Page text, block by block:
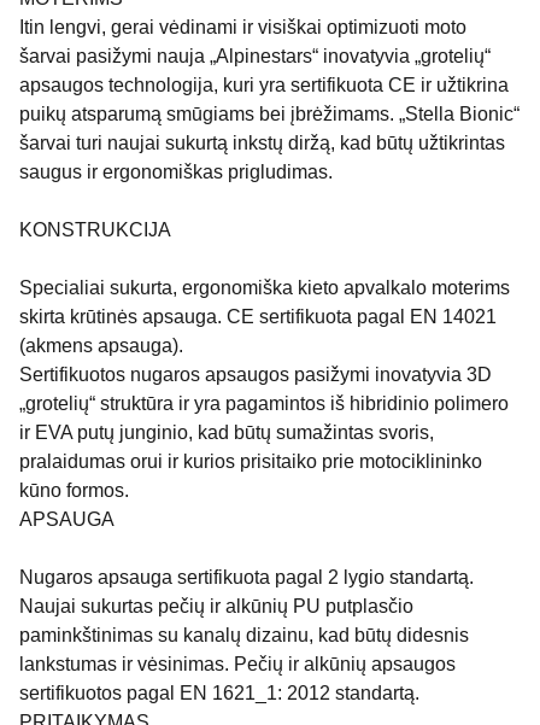
Itin lengvi, gerai vėdinami ir visiškai optimizuoti moto
šarvai pasižymi nauja „Alpinestars“ inovatyvia „grotelių“
apsaugos technologija, kuri yra sertifikuota CE ir užtikrina
puikų atsparumą smūgiams bei įbrėžimams. „Stella Bionic“
šarvai turi naujai sukurtą inkstų diržą, kad būtų užtikrintas
saugus ir ergonomiškas prigludimas.
KONSTRUKCIJA
Specialiai sukurta, ergonomiška kieto apvalkalo moterims
skirta krūtinės apsauga. CE sertifikuota pagal EN 14021
(akmens apsauga).
Sertifikuotos nugaros apsaugos pasižymi inovatyvia 3D
„grotelių“ struktūra ir yra pagamintos iš hibridinio polimero
ir EVA putų junginio, kad būtų sumažintas svoris,
pralaidumas orui ir kurios prisitaiko prie motociklininko
kūno formos.
APSAUGA
Nugaros apsauga sertifikuota pagal 2 lygio standartą.
Naujai sukurtas pečių ir alkūnių PU putplasčio
paminkštinimas su kanalų dizainu, kad būtų didesnis
lankstumas ir vėsinimas. Pečių ir alkūnių apsaugos
sertifikuotos pagal EN 1621_1: 2012 standartą.